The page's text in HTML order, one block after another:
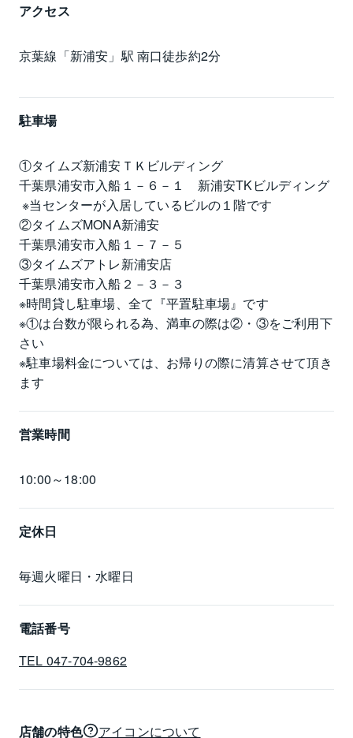
アクセス
京葉線「新浦安」駅 南口徒歩約2分
駐車場
①タイムズ新浦安ＴＫビルディング
千葉県浦安市入船１－６－１　新浦安TKビルディング
※当センターが入居しているビルの１階です
②タイムズMONA新浦安
千葉県浦安市入船１－７－５
③タイムズアトレ新浦安店
千葉県浦安市入船２－３－３
※時間貸し駐車場、全て『平置駐車場』です
※①は台数が限られる為、満車の際は②・③をご利用下
さい
※駐車場料金については、お帰りの際に清算させて頂き
ます
営業時間
10:00～18:00
定休日
毎週火曜日・水曜日
電話番号
TEL 047-704-9862
店舗の特色 アイコンについて